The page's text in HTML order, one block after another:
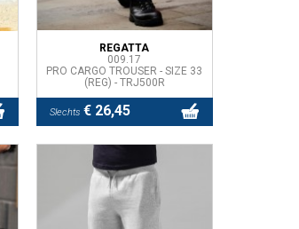
REGATTA
009.17
PRO CARGO TROUSER - SIZE 33
(REG) - TRJ500R
Slechts€ 26,45